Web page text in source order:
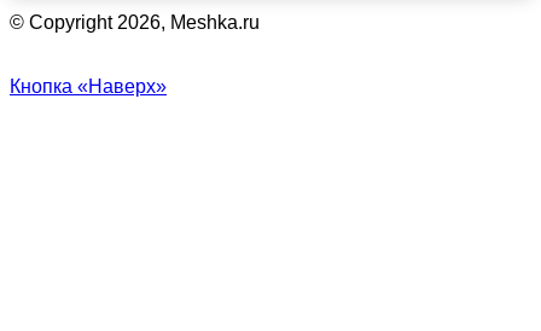
© Copyright 2026, Meshka.ru
Кнопка «Наверх»